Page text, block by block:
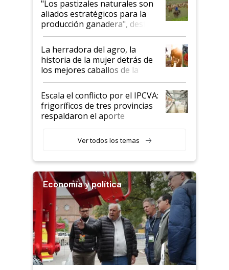
para el agro en Argentina, con
foco en la carne
"Los pastizales naturales son
aliados estratégicos para la
producción ganadera", destaca
la iniciativa que ya reúne a 46
establecimientos en Argentina
La herradora del agro, la
historia de la mujer detrás de
los mejores caballos de la
Argentina y los mitos que
todavía hacen sufrir a estos
animales: "Mientras me
descalificaban, yo seguí
haciendo currículum"
Escala el conflicto por el IPCVA:
frigoríficos de tres provincias
respaldaron el aporte
Ver todos los temas
Economía y política